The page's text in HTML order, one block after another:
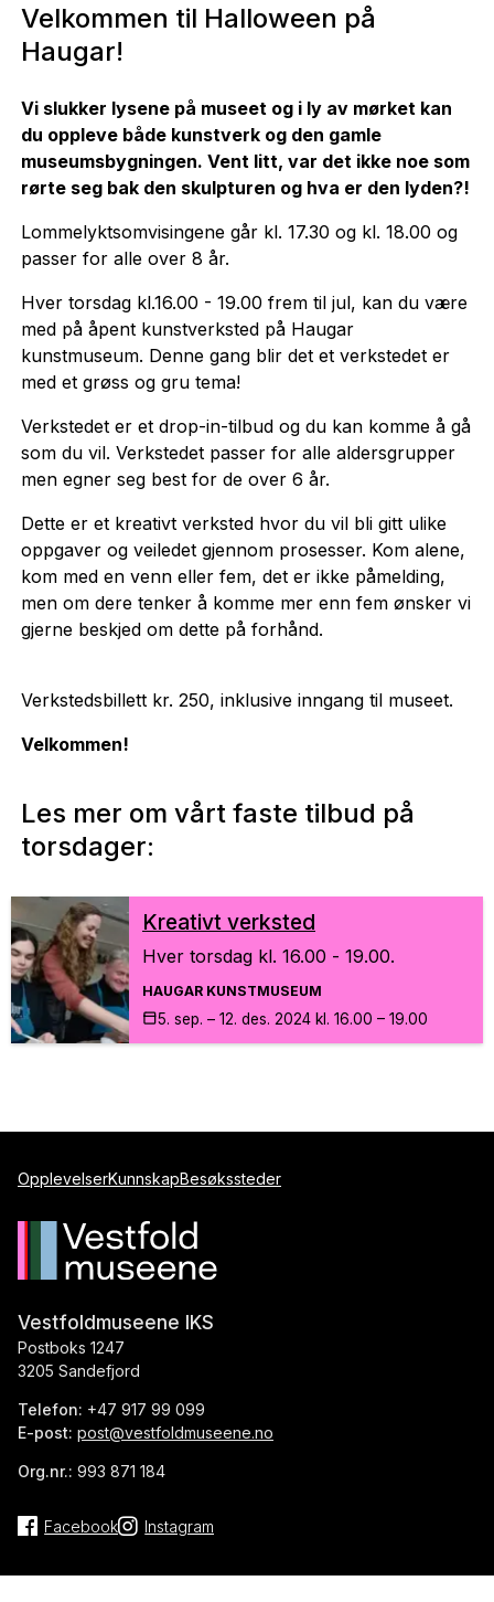
Velkommen til Halloween på
Haugar!
Vi slukker lysene på museet og i ly av mørket kan
du oppleve både kunstverk og den gamle
museumsbygningen. Vent litt, var det ikke noe som
rørte seg bak den skulpturen og hva er den lyden?!
Lommelyktsomvisingene går kl. 17.30 og kl. 18.00 og
passer for alle over 8 år.
Hver torsdag kl.16.00 - 19.00 frem til jul, kan du være
med på åpent kunstverksted på Haugar
kunstmuseum. Denne gang blir det et verkstedet er
med et grøss og gru tema!
Verkstedet er et drop-in-tilbud og du kan komme å gå
som du vil. Verkstedet passer for alle aldersgrupper
men egner seg best for de over 6 år.
Dette er et kreativt verksted hvor du vil bli gitt ulike
oppgaver og veiledet gjennom prosesser. Kom alene,
kom med en venn eller fem, det er ikke påmelding,
men om dere tenker å komme mer enn fem ønsker vi
gjerne beskjed om dette på forhånd.
Verkstedsbillett kr. 250, inklusive inngang til museet.
Velkommen!
Les mer om vårt faste tilbud på
torsdager:
Krea­tivt verk­sted
Hver torsdag kl. 16.00 - 19.00.
HAUGAR KUNSTMUSEUM
5. sep. – 12. des. 2024 kl. 16.00 – 19.00
OpplevelserKunnskapBesøkssteder
Vestfoldmuseene IKS
Postboks 1247
3205 Sandefjord
Telefon: +47 917 99 099
E-post: post@vestfoldmuseene.no
Org.nr.: 993 871 184
Facebook Instagram